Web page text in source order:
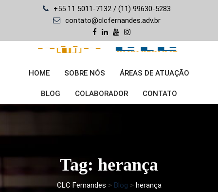
+55 11 5011-7132 / (11) 99630-5283
contato@clcfernandes.adv.br
HOME SOBRE NÓS ÁREAS DE ATUAÇÃO
BLOG COLABORADOR CONTATO
Tag: herança
CLC Fernandes > Blog > herança